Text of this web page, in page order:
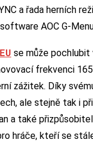
a řada herních
AOC G-
se může pochlubit
frekvenci
zážitek. Díky
ale stejně tak i
a také
hráče, kteří se